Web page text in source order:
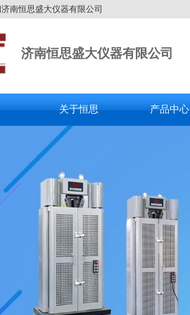
南恒思盛大仪器有限公司
济南恒思盛大仪器有限公司
关于恒思 产品中心